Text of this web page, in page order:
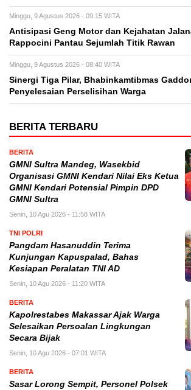
Minggu, 9 Agustus 2026 - 09:15 WITA
Antisipasi Geng Motor dan Kejahatan
Rappocini Pantau Sejumlah Titik Rawan
Minggu, 9 Agustus 2026 - 08:40 WITA
Sinergi Tiga Pilar, Bhabinkamtibmas
Penyelesaian Perselisihan Warga
BERITA TERBARU
BERITA
GMNI Sultra Mandeg, Wasekbid
Organisasi GMNI Kendari Nilai Eks Ketua
GMNI Kendari Potensial Pimpin DPD
GMNI Sultra
Senin, 10 Agu 2026 - 11:58 WITA
TNI POLRI
Pangdam Hasanuddin Terima
Kunjungan Kapuspalad, Bahas
Kesiapan Peralatan TNI AD
Senin, 10 Agu 2026 - 11:20 WITA
BERITA
Kapolrestabes Makassar Ajak Warga
Selesaikan Persoalan Lingkungan
Secara Bijak
Senin, 10 Agu 2026 - 07:01 WITA
BERITA
Sasar Lorong Sempit, Personel Polsek